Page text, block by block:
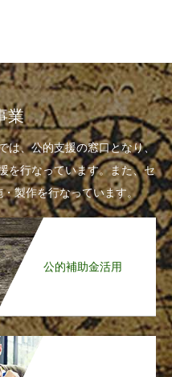
業
は、公的支援の窓口となり、
を行なっています。また、セ
製作を行なっています。
公的補助金活用